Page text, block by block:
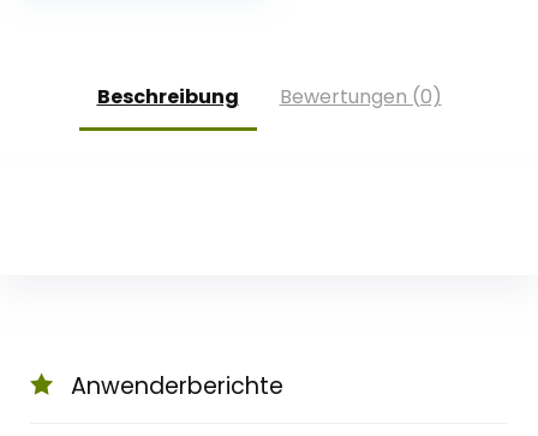
Beschreibung Bewertungen (0)
Anwenderberichte